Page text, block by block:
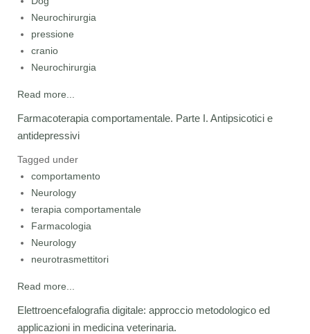
Neurochirurgia
pressione
cranio
Neurochirurgia
Read more...
Farmacoterapia comportamentale. Parte I. Antipsicotici e
antidepressivi
Tagged under
comportamento
Neurology
terapia comportamentale
Farmacologia
Neurology
neurotrasmettitori
Read more...
Elettroencefalografia digitale: approccio metodologico ed
applicazioni in medicina veterinaria.